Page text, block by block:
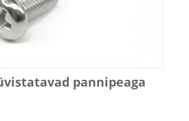
pannipeaga